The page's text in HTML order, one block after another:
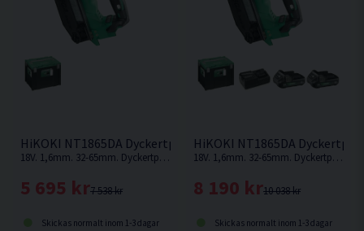
Kan användas med både 18V- och MULTI VOLT-
batteri.
HiKOKI NT1865DA Dyckertpistol 18V
18V. 1,6mm. 32-65mm. Dyckertpistol utan behov av kompressor, slang eller gas. Levereras utan batteri och laddare.
7 538 kr
5 695 kr
Skickas normalt inom 1-3 dagar
HiKOKI NT1865DA
18V. 1,6mm. 32-65mm. Dyckertpistol utan behov av kompressor, slang eller gas.
10 038 kr
8 190 kr
Skickas normalt inom 1-3 dagar